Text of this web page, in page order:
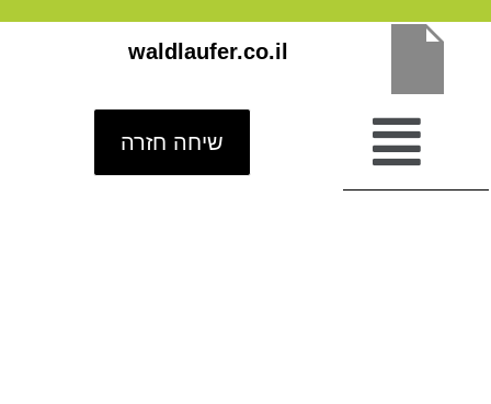
דילוג
waldlaufer.co.il
שיחה חזרה